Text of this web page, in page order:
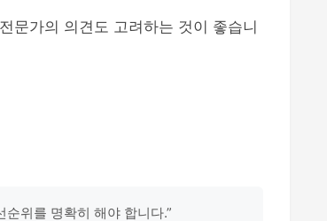
문가의 의견도 고려하는 것이 좋습니
위를 명확히 해야 합니다.”